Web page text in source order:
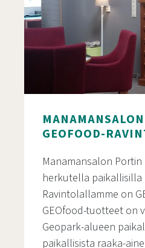
GEOFOOD-
Manamansalon
herkutella
Ravintolallamme on
GEOfood-tuotteet on
Geopark-alueen
paikallisista raaka-